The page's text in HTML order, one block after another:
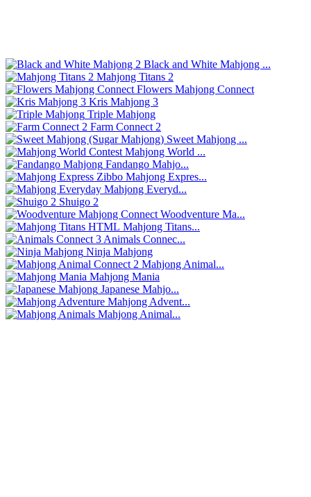
Black and White Mahjong ...
Mahjong Titans 2
Flowers Mahjong Connect
Kris Mahjong 3
Triple Mahjong
Farm Connect 2
Sweet Mahjong ...
Mahjong World ...
Fandango Mahjo...
Mahjong Expres...
Mahjong Everyd...
Shuigo 2
Woodventure Ma...
Mahjong Titans...
Animals Connec...
Ninja Mahjong
Mahjong Animal...
Mahjong Mania
Japanese Mahjo...
Mahjong Advent...
Mahjong Animal...